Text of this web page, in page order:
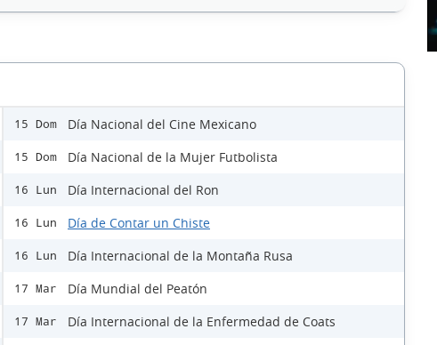
15 Dom Día Nacional del Cine Mexicano
15 Dom Día Nacional de la Mujer Futbolista
16 Lun Día Internacional del Ron
16 Lun Día de Contar un Chiste
16 Lun Día Internacional de la Montaña Rusa
17 Mar Día Mundial del Peatón
17 Mar Día Internacional de la Enfermedad de Coats